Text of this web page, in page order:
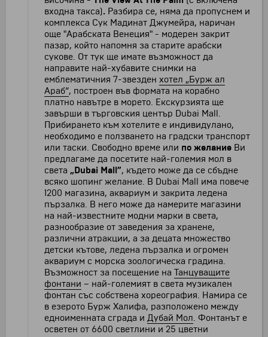
входна такса). Разбира се, няма да пропуснем и
комплекса Сук Мадинат Джумейра, наричан
още "Арабската Венеция" - модерен закрит
пазар, който напомня за старите арабски
сукове. От тук ще имате възможност да
направите най-хубавите снимки на
емблематичния 7-звезден хотел „Бурж ал
Араб“, построен във формата на корабно
платно навътре в морето. Екскурзията ще
завърши в търговския център Dubai Mall.
Прибирането към хотелите е индивидулано,
необходимо е ползването на градски транспорт
или таски. Свободно време или по желание Ви
предлагаме да посетите най-големия мол в
света „Dubai Mall”, където може да се сбъдне
всяко шопинг желание. В Dubai Mall има повече
1200 магазина, аквариум и закрита ледена
пързалка. В него може да намерите магазини
на най-известните модни марки в света,
разнообразие от заведения за хранене,
различни атракции, а за децата множество
детски кътове, ледена пързалка и огромен
аквариум с морска зоологическа градина.
Възможност за посещение на Танцуващите
фонтани – най-големият в света музикален
фонтан със собствена хореография. Намира се
в езерото Бурж Халифа, разположено между
едноименната сграда и Дубай Мол. Фонтанът е
осветен от 6600 светлини и 25 цветни